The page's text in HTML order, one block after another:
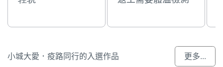
小城大愛．疫路同行的入選作品 更多...